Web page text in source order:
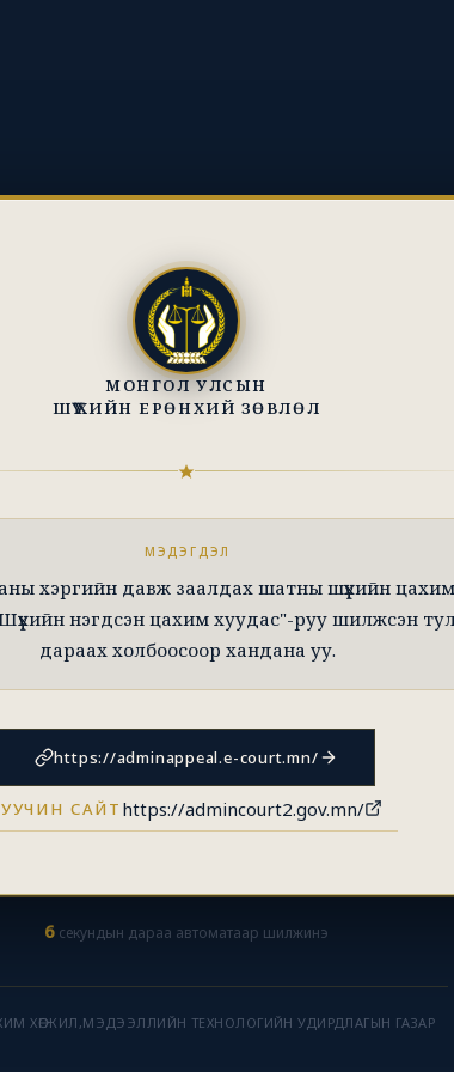
МОНГОЛ УЛСЫН
ШҮҮХИЙН ЕРӨНХИЙ ЗӨВЛӨЛ
МЭДЭГДЭЛ
хэргийн давж заалдах шатны шүүхийн цахим
нэгдсэн цахим хуудас"-руу шилжсэн
дараах холбоосоор хандана уу.
https://adminappeal.e-court.mn/
САЙТ https://admincourt2.gov.mn/
6 секундын дараа автоматаар шилжинэ
ХӨГЖИЛ,МЭДЭЭЛЛИЙН ТЕХНОЛОГИЙН УДИРДЛАГЫН ГАЗАР